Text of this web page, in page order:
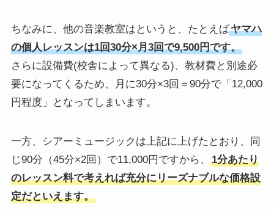
ちなみに、他の音楽教室はというと、たとえばヤマハ
の個人レッスンは1回30分×月3回で9,500円です。
さらに設備費(校舎によって異なる)、教材費と別途必
要になってくるため、月に30分×3回＝90分で「12,000
円程度」となってしまいます。
一方、シアーミュージックは上記に上げたとおり、同
じ90分（45分×2回）で11,000円ですから、
1分あたり
のレッスン料で考えれば充分にリーズナブルな価格設
定だといえます。